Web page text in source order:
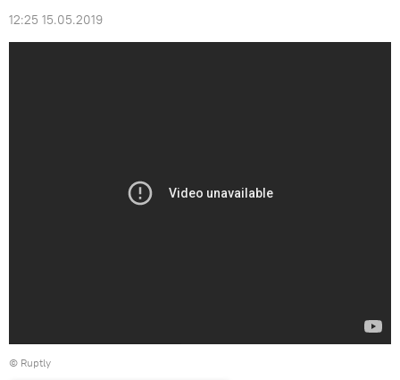
12:25 15.05.2019
© Ruptly